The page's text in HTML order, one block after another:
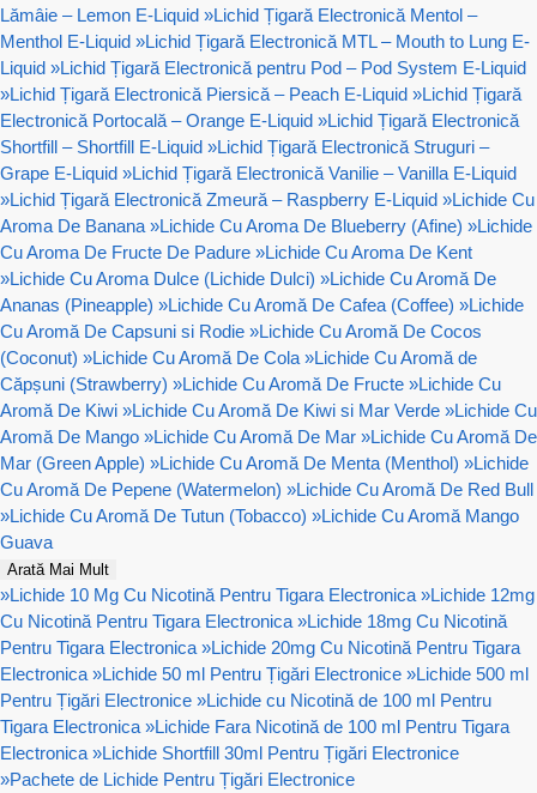
Lămâie – Lemon E-Liquid »Lichid Țigară Electronică Mentol –
Menthol E-Liquid »Lichid Țigară Electronică MTL – Mouth to Lung E-
Liquid »Lichid Țigară Electronică pentru Pod – Pod System E-Liquid
»Lichid Țigară Electronică Piersică – Peach E-Liquid »Lichid Țigară
Electronică Portocală – Orange E-Liquid »Lichid Țigară Electronică
Shortfill – Shortfill E-Liquid »Lichid Țigară Electronică Struguri –
Grape E-Liquid »Lichid Țigară Electronică Vanilie – Vanilla E-Liquid
»Lichid Țigară Electronică Zmeură – Raspberry E-Liquid »Lichide Cu
Aroma De Banana »Lichide Cu Aroma De Blueberry (Afine) »Lichide
Cu Aroma De Fructe De Padure »Lichide Cu Aroma De Kent
»Lichide Cu Aroma Dulce (Lichide Dulci) »Lichide Cu Aromă De
Ananas (Pineapple) »Lichide Cu Aromă De Cafea (Coffee) »Lichide
Cu Aromă De Capsuni si Rodie »Lichide Cu Aromă De Cocos
(Coconut) »Lichide Cu Aromă De Cola »Lichide Cu Aromă de
Căpșuni (Strawberry) »Lichide Cu Aromă De Fructe »Lichide Cu
Aromă De Kiwi »Lichide Cu Aromă De Kiwi si Mar Verde »Lichide Cu
Aromă De Mango »Lichide Cu Aromă De Mar »Lichide Cu Aromă De
Mar (Green Apple) »Lichide Cu Aromă De Menta (Menthol) »Lichide
Cu Aromă De Pepene (Watermelon) »Lichide Cu Aromă De Red Bull
»Lichide Cu Aromă De Tutun (Tobacco) »Lichide Cu Aromă Mango
Guava
Arată Mai Mult
»Lichide 10 Mg Cu Nicotină Pentru Tigara Electronica »Lichide 12mg
Cu Nicotină Pentru Tigara Electronica »Lichide 18mg Cu Nicotină
Pentru Tigara Electronica »Lichide 20mg Cu Nicotină Pentru Tigara
Electronica »Lichide 50 ml Pentru Țigări Electronice »Lichide 500 ml
Pentru Țigări Electronice »Lichide cu Nicotină de 100 ml Pentru
Tigara Electronica »Lichide Fara Nicotină de 100 ml Pentru Tigara
Electronica »Lichide Shortfill 30ml Pentru Țigări Electronice
»Pachete de Lichide Pentru Țigări Electronice